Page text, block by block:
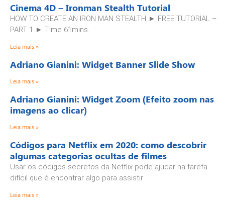
Cinema 4D – Ironman Stealth Tutorial
HOW TO CREATE AN IRON MAN STEALTH ► FREE TUTORIAL –
PART 1 ► Time 61mins.
Leia mais »
Adriano Gianini: Widget Banner Slide Show
Leia mais »
Adriano Gianini: Widget Zoom (Efeito zoom nas
imagens ao clicar)
Leia mais »
Códigos para Netflix em 2020: como descobrir
algumas categorias ocultas de filmes
Usar os códigos secretos da Netflix pode ajudar na tarefa
difícil que é encontrar algo para assistir
Leia mais »